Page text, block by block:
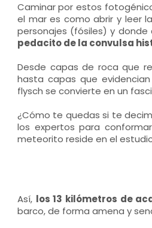
Caminar por estos
el mar es como abrir y leer
personajes (fósiles) y
pedacito de la convulsa
Desde capas de roca que
hasta capas que
flysch se convierte en un
¿Cómo te quedas si te
los expertos para
meteorito reside en el
Así, los 13 kilómetros de
barco, de forma amena y